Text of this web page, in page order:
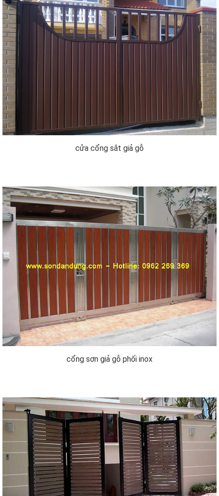
cửa cổng sắt giả gỗ
cổng sơn giả gỗ phối inox